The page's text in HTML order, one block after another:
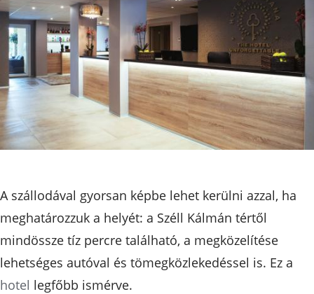
A szállodával gyorsan képbe lehet kerülni azzal, ha
meghatározzuk a helyét: a Széll Kálmán tértől
mindössze tíz percre található, a megközelítése
lehetséges autóval és tömegközlekedéssel is. Ez a
hotel legfőbb ismérve.